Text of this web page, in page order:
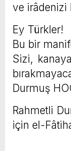
ve irâdenizi
Ey Türkler!
Bu bir
Sizi,
Durmuş
Rahmetli
için el-